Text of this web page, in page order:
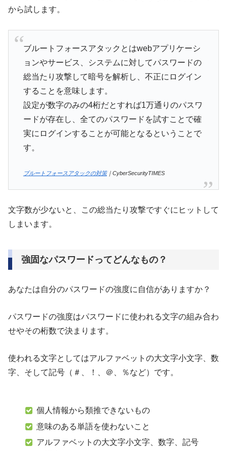
から試します。
ブルートフォースアタックとはwebアプリケーシ
ョンやサービス、システムに対してパスワードの
総当たり攻撃して暗号を解析し、不正にログイン
することを意味します。
設定が数字のみの4桁だとすれば1万通りのパスワ
ードが存在し、全てのパスワードを試すことで確
実にログインすることが可能となるということで
す。
ブルートフォースアタックの対策｜CyberSecurityTIMES
文字数が少ないと、この総当たり攻撃ですぐにヒットして
しまいます。
強固なパスワードってどんなもの？
あなたは自分のパスワードの強度に自信がありますか？
パスワードの強度はパスワードに使われる文字の組み合わ
せやその桁数で決まります。
使われる文字としてはアルファベットの大文字小文字、数
字、そして記号（＃、！、＠、％など）です。
個人情報から類推できないもの
意味のある単語を使わないこと
アルファベットの大文字小文字、数字、記号